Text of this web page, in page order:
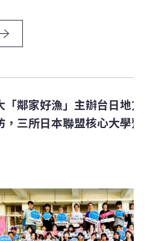
主辦台日地方創生春季
盟核心大學齊聚來台